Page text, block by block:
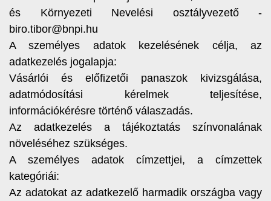
és Környezeti Nevelési osztályvezető -
biro.tibor@bnpi.hu
A személyes adatok kezelésének célja, az
adatkezelés jogalapja:
Vásárlói és előfizetői panaszok kivizsgálása,
adatmódosítási kérelmek teljesítése,
információkérésre történő válaszadás.
Az adatkezelés a tájékoztatás színvonalának
növeléséhez szükséges.
A személyes adatok címzettjei, a címzettek
kategóriái:
Az adatokat az adatkezelő harmadik országba vagy